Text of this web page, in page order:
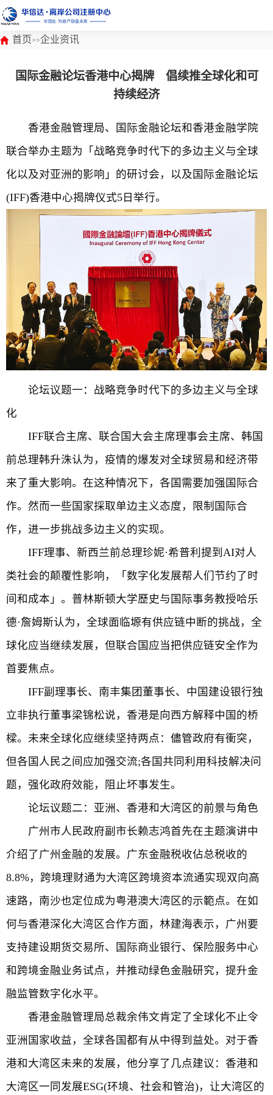
首页>>企业资讯
国际金融论坛香港中心揭牌 倡续推全球化和可
持续经济
香港金融管理局、国际金融论坛和香港金融学院
联合举办主题为「战略竞争时代下的多边主义与全球
化以及对亚洲的影响」的研讨会，以及国际金融论坛
(IFF)香港中心揭牌仪式5日举行。
论坛议题一：战略竞争时代下的多边主义与全球
化
IFF联合主席、联合国大会主席理事会主席、韩国
前总理韩升洙认为，疫情的爆发对全球贸易和经济带
来了重大影响。在这种情况下，各国需要加强国际合
作。然而一些国家採取单边主义态度，限制国际合
作，进一步挑战多边主义的实现。
IFF理事、新西兰前总理珍妮·希普利提到AI对人
类社会的颠覆性影响，「数字化发展帮人们节约了时
间和成本」。普林斯顿大学歷史与国际事务教授哈乐
德·詹姆斯认为，全球面临塬有供应链中断的挑战，全
球化应当继续发展，但联合国应当把供应链安全作为
首要焦点。
IFF副理事长、南丰集团董事长、中国建设银行独
立非执行董事梁锦松说，香港是向西方解释中国的桥
樑。未来全球化应继续坚持两点：儘管政府有衝突，
但各国人民之间应加强交流;各国共同利用科技解决问
题，强化政府效能，阻止坏事发生。
论坛议题二：亚洲、香港和大湾区的前景与角色
广州市人民政府副市长赖志鸿首先在主题演讲中
介绍了广州金融的发展。广东金融税收佔总税收的
8.8%，跨境理财通为大湾区跨境资本流通实现双向高
速路，南沙也定位成为粤港澳大湾区的示範点。在如
何与香港深化大湾区合作方面，林建海表示，广州要
支持建设期货交易所、国际商业银行、保险服务中心
和跨境金融业务试点，并推动绿色金融研究，提升金
融监管数字化水平。
香港金融管理局总裁余伟文肯定了全球化不止令
亚洲国家收益，全球各国都有从中得到益处。对于香
港和大湾区未来的发展，他分享了几点建议：香港和
大湾区一同发展ESG(环境、社会和管治)，让大湾区的